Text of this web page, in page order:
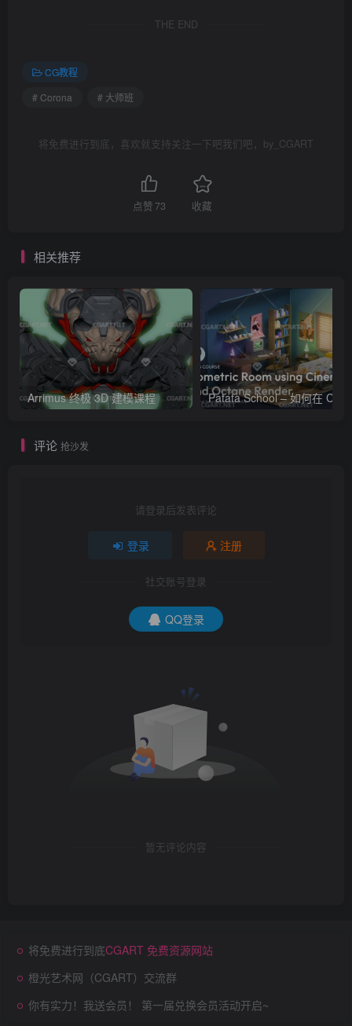
THE END
CG教程
# Corona
# 大师班
将免费进行到底，喜欢就支持关注一下吧我们吧，by_CGART
点赞73 收藏
相关推荐
Arrimus 终极 3D 建模课程
评论 抢沙发
请登录后发表评论
登录 注册
社交账号登录
QQ登录
暂无评论内容
将免费进行到底CGART 免费资源网站
橙光艺术网（CGART）交流群
你有实力！我送会员！ 第一届兑换会员活动开启~